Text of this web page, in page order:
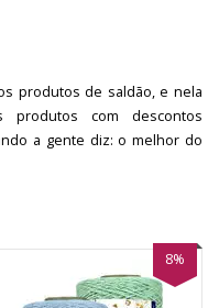
produtos de saldão, e nela
produtos com descontos
a gente diz: o melhor do
8%